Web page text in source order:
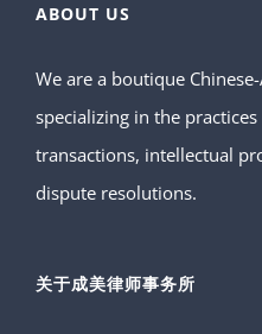
ABOUT US
We are a boutique
specializing in the
transactions, intellectual
dispute resolutions.
关于成美律师事务所